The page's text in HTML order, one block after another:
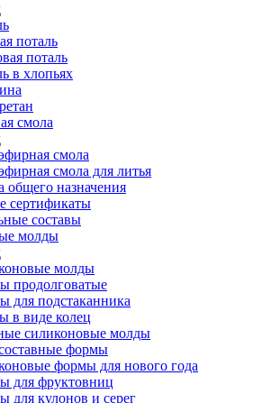
поталь
поталь
в хлопьях
смола
смола
смола для литья
общего назначения
сертификаты
составы
молды
молды
продолговатые
для подстаканника
в виде колец
силиконовые молды
формы
формы для нового года
для фруктовниц
для кулонов и серег